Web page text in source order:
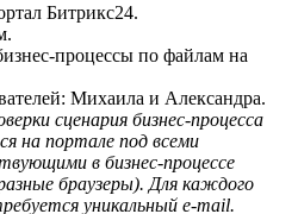
Битрикс24.
процессы по файлам на
Михаила и Александра.
сценария бизнес-процесса
на портале под всеми
в бизнес-процессе
браузеры). Для каждого
уникальный e-mail.